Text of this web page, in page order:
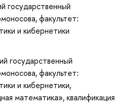
государственный
факультет:
и кибернетики
государственный
факультет:
и кибернетики,
математика», квалификация